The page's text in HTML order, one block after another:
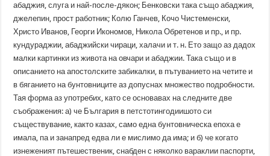
абаджия, слуга и най-после-дякон; Бенковски така също абаджия,
джелепин, прост работник; Колю Ганчев, Кочо Чистеменски,
Христо Иванов, Георги Икономов, Никола Обретенов и пр., и пр.
кундураджии, абаджийски чираци, халачи и т. н. Ето защо аз дадох
малки картинки из живота на овчари и абаджии. Така също и в
описанието на апостолските забикалки, в пътуванието на четите и
в бяганието на бунтовниците аз допуснах множество подробности.
Тая форма аз употребих, като се основавах на следните две
съображения: а) че България в петстотингодиишото си
съществувание, както казах, само една бунтовническа епоха е
имала, па и занапред едва ли е мислимо да има; и б) че когато
изнеженият пътешественик, снабден с няколко вараклии паспорти,